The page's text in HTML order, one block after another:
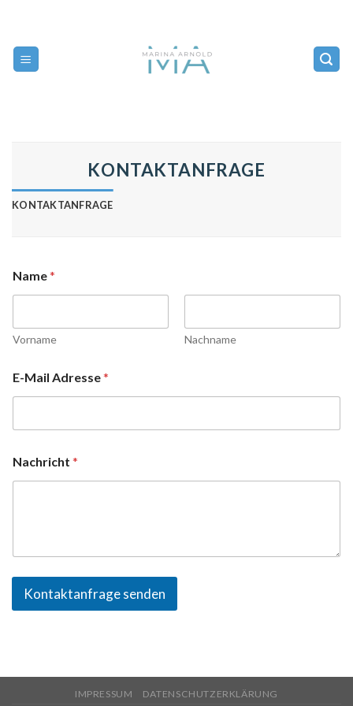
springen
KONTAKTANFRAGE
KONTAKTANFRAGE
Name*
Vorname Nachname
E-Mail Adresse*
Nachricht *
Kontaktanfrage senden
IMPRESSUM DATENSCHUTZERKLÄRUNG